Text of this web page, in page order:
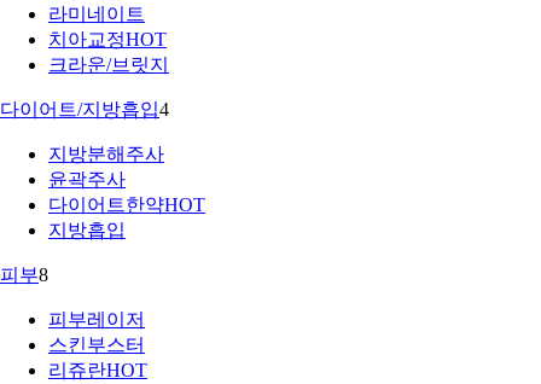
라미네이트
치아교정HOT
크라운/브릿지
다이어트/지방흡입4
지방분해주사
윤곽주사
다이어트한약HOT
지방흡입
피부8
피부레이저
스킨부스터
리쥬란HOT